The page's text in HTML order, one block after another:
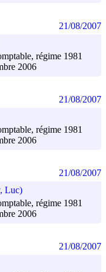
régime 1981
2006
21/08/2007
régime 1981
2006
21/08/2007
Luc)
régime 1981
2006
21/08/2007
21/08/2007